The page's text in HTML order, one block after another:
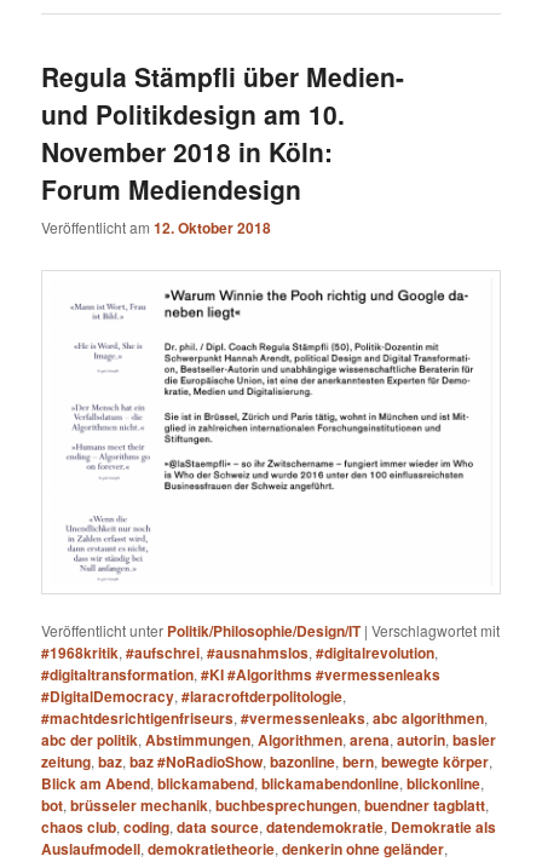
Regula Stämpfli über Medien-
und Politikdesign am 10.
November 2018 in Köln:
Forum Mediendesign
Veröffentlicht am12. Oktober 2018
Veröffentlicht unter Politik/Philosophie/Design/IT |Verschlagwortet mit
#1968kritik,#aufschrei,#ausnahmslos,#digitalrevolution,
#digitaltransformation,#KI #Algorithms #vermessenleaks
#DigitalDemocracy,#laracroftderpolitologie,
#machtdesrichtigenfriseurs,#vermessenleaks,abc algorithmen,
abc der politik,Abstimmungen,Algorithmen,arena,autorin,basler
zeitung,baz,baz #NoRadioShow,bazonline,bern,bewegte körper,
Blick am Abend,blickamabend,blickamabendonline,blickonline,
bot,brüsseler mechanik,buchbesprechungen,buendner tagblatt,
chaos club,coding,data source,datendemokratie, Demokratie als
Auslaufmodell,demokratietheorie,denkerin ohne geländer,